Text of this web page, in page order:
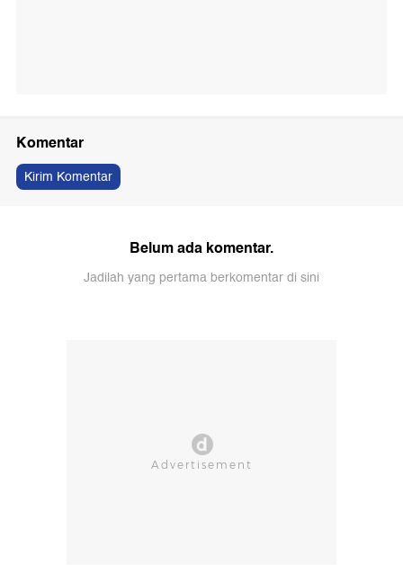
Komentar
Kirim Komentar
Belum ada komentar.
Jadilah yang pertama berkomentar di sini